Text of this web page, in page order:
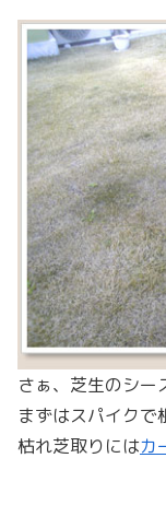
さぁ、芝生のシー
まずはスパイクで
枯れ芝取りにはカ